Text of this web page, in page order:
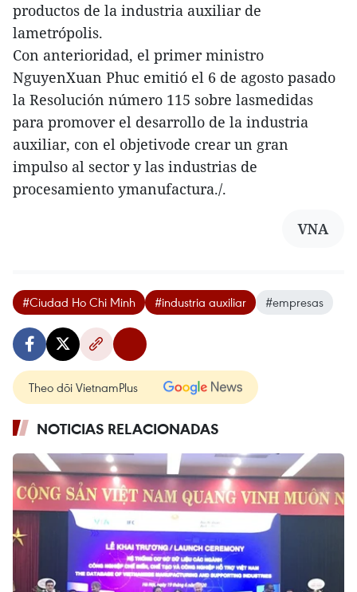
productos de la industria auxiliar de
lametrópolis.
Con anterioridad, el primer ministro
NguyenXuan Phuc emitió el 6 de agosto pasado
la Resolución número 115 sobre lasmedidas
para promover el desarrollo de la industria
auxiliar, con el objetivode crear un gran
impulso al sector y las industrias de
procesamiento ymanufactura./.
VNA
#Ciudad Ho Chi Minh #industria auxiliar #empresas
Theo dõi VietnamPlus
NOTICIAS RELACIONADAS